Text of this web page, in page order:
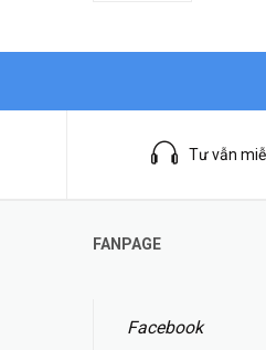
Tư vẫn
FANPAGE
Facebook